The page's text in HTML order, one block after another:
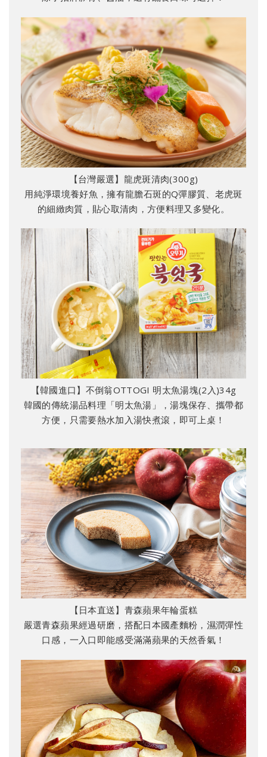
【台灣嚴選】龍虎斑清肉(300g)
用純淨環境養好魚，擁有龍膽石斑的Q彈膠質、老虎斑
的細緻肉質，貼心取清肉，方便料理又多變化。
【韓國進口】不倒翁OTTOGI 明太魚湯塊(2入)34g
韓國的傳統湯品料理「明太魚湯」，湯塊保存、攜帶都
方便，只需要熱水加入湯快煮滾，即可上桌！
【日本直送】青森蘋果年輪蛋糕
嚴選青森蘋果經過研磨，搭配日本國產麵粉，濕潤彈性
口感，一入口即能感受滿滿蘋果的天然香氣！